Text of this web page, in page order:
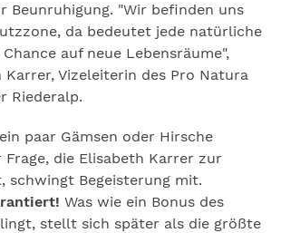
Beunruhigung. "Wir befinden uns
da bedeutet jede natürliche
auf neue Lebensräume",
Vizeleiterin des Pro Natura
Riederalp.
paar Gämsen oder Hirsche
Frage, die Elisabeth Karrer zur
schwingt Begeisterung mit.
Was wie ein Bonus des
stellt sich später als die größte